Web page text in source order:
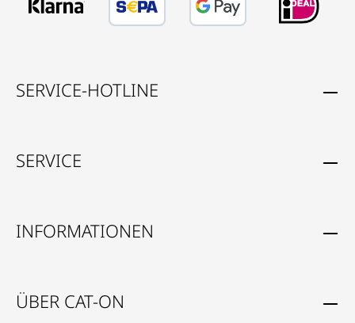
SERVICE-HOTLINE
SERVICE
INFORMATIONEN
ÜBER CAT-ON